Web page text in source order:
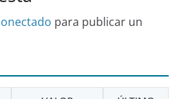
para publicar un